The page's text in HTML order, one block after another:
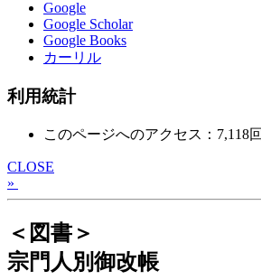
Google
Google Scholar
Google Books
カーリル
利用統計
このページへのアクセス：7,118回
CLOSE
»
＜図書＞
宗門人別御改帳